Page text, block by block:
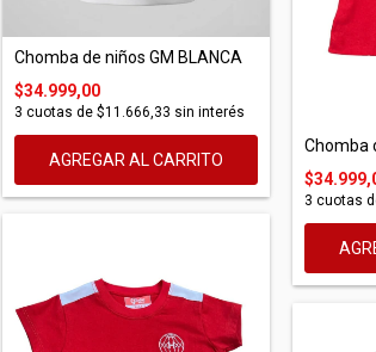
Chomba de niños GM BLANCA
$34.999,00
3 cuotas de $11.666,33 sin interés
AGREGAR AL CARRITO
Chomba
3 cuotas